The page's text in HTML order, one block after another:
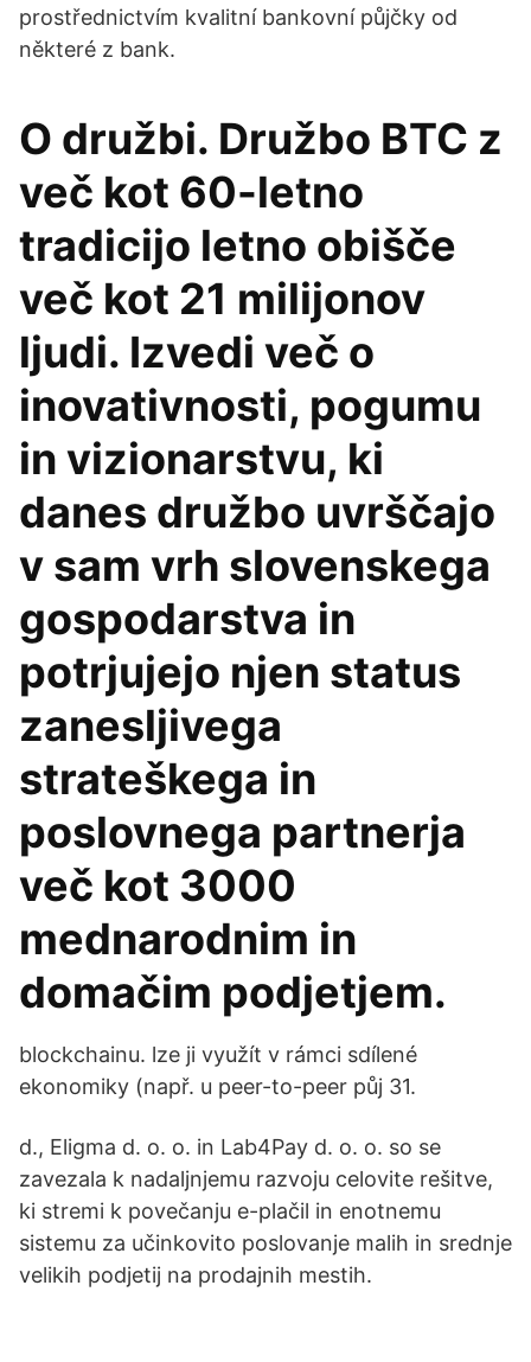
prostřednictvím kvalitní bankovní půjčky od
některé z bank.
O družbi. Družbo BTC z
več kot 60-letno
tradicijo letno obišče
več kot 21 milijonov
ljudi. Izvedi več o
inovativnosti, pogumu
in vizionarstvu, ki
danes družbo uvrščajo
v sam vrh slovenskega
gospodarstva in
potrjujejo njen status
zanesljivega
strateškega in
poslovnega partnerja
več kot 3000
mednarodnim in
domačim podjetjem.
blockchainu. lze ji využít v rámci sdílené
ekonomiky (např. u peer-to-peer půj 31.
d., Eligma d. o. o. in Lab4Pay d. o. o. so se
zavezala k nadaljnjemu razvoju celovite rešitve,
ki stremi k povečanju e-plačil in enotnemu
sistemu za učinkovito poslovanje malih in srednje
velikih podjetij na prodajnih mestih.